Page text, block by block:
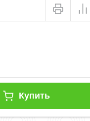
Купить